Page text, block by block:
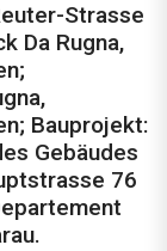
Strasse
Da Rugna,
Bauprojekt:
Gebäudes
76